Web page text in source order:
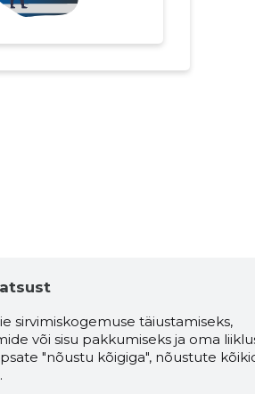
sirvimiskogemuse täiustamiseks,
või sisu pakkumiseks ja oma
"nõustu kõigiga", nõustute